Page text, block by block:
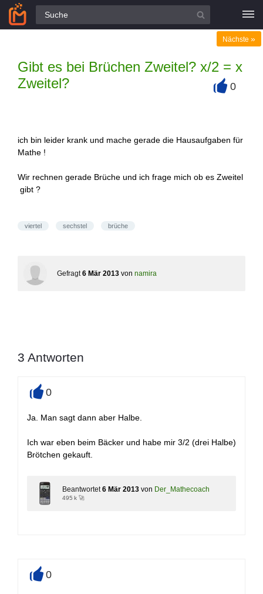
Alle Fragen
Gibt es bei Brüchen Zweitel? x/2 = x
Zweitel?
Nächste »
0
ich bin leider krank und mache gerade die Hausaufgaben für
Mathe !
Wir rechnen gerade Brüche und ich frage mich ob es Zweitel
gibt ?
viertel sechstel brüche
Gefragt 6 Mär 2013 von namira
3 Antworten
0
Ja. Man sagt dann aber Halbe.
Ich war eben beim Bäcker und habe mir 3/2 (drei Halbe)
Brötchen gekauft.
Beantwortet 6 Mär 2013 von Der_Mathecoach
495 k 🚀
0